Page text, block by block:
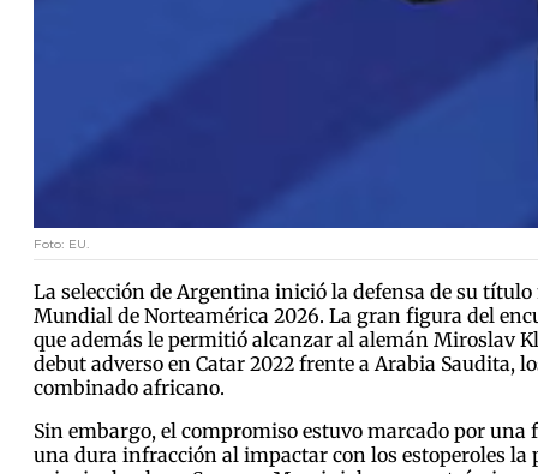
Foto: EU.
La selección de Argentina inició la defensa de su
Mundial de Norteamérica 2026. La gran figura del
que además le permitió alcanzar al alemán Miroslav
debut adverso en Catar 2022 frente a Arabia Saudita,
combinado africano.
Sin embargo, el compromiso estuvo marcado por
una dura infracción al impactar con los estoperoles